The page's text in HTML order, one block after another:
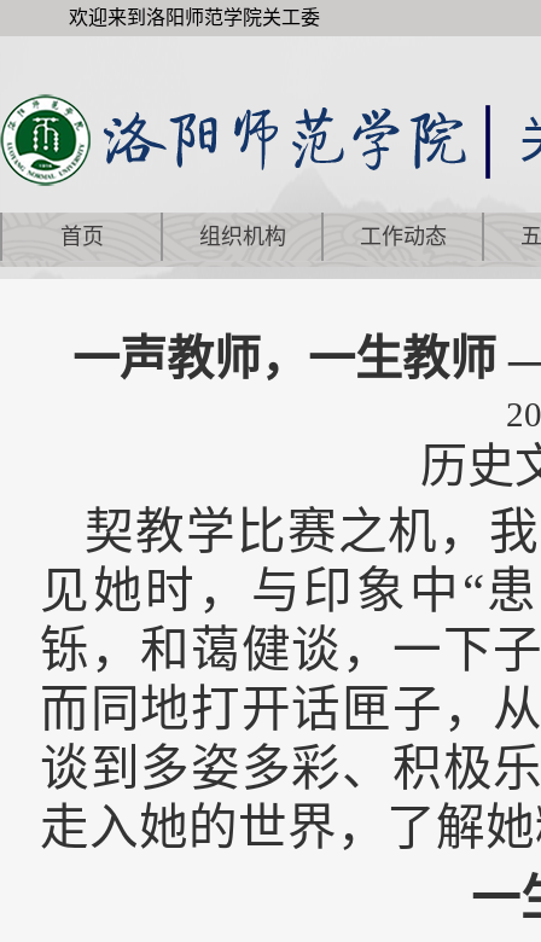
欢迎来到洛阳师范学院关工委
首页 组织机构 工作动态
一声教师，一生教师
历史
契教学比赛之机，
见她时，与印象中“
铄，和蔼健谈，一下
而同地打开话匣子，
谈到多姿多彩、积极
走入她的世界，了解
一